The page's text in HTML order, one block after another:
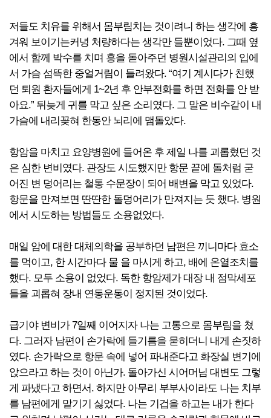
저들도 치유를 위해서 몸부림치는 것이려니 하는 생각에 흥
겨워 보이기는커녕 처량하다는 생각만 들뿐이었다. 그때 옆
에서 함께 박수를 치며 흥을 돋아주던 병원시설관리의 입에
서 가슴 섬뜩한 중얼거림이 들려왔다. “여기 계시다가 친했
던 퇴원 환자들에게 1~2년 후 안부전화를 하면 전화를 안 받
아요.” 뒤늦게 귀를 막고 싶은 소리였다. 그 말은 비수같이 내
가슴에 내리꽂혀 한동안 뇌리에 맴돌았다.
항암을 마치고 요양병원에 들어온 후 제일 나를 괴롭혔던 것
은 심한 변비였다. 관장도 시도했지만 항문 끝에 돌처럼 굳
어진 변 덩어리는 철통 수문장이 되어 배변을 막고 있었다.
항문을 만져보면 딴딴한 돌덩어리가 만져지는 듯 했다. 병원
에서 시도하는 방법들도 소용없었다.
매일 암에 대한 대체의학을 공부하던 남편은 끼니마다 효소
를 먹이고, 한 시간마다 물 을 마시게 하고, 배에 온열조치를
했다. 모두 소용이 없었다. 독한 항암제가 대장 내 점막세포
들을 괴롭혀 장내 연동운동이 정지된 것이었다.
급기야 변비가 7일째 이어지자 나는 고통으로 몸부림을 쳤
다. 그러자 남편이 손가락에 들기름을 묻히더니 내게 손짓하
였다. 손가락으로 항문 속에 넣어 파내준다고 화장실 변기에
앉으라고 하는 것이 아닌가. 돌아가신 시어머님 대변도 그렇
게 파냈다고 하면서. 하지만 아무리 부부사이라도 나는 치부
를 남편에게 맡기기 싫었다. 나는 기겁을 하고는 내가 한다